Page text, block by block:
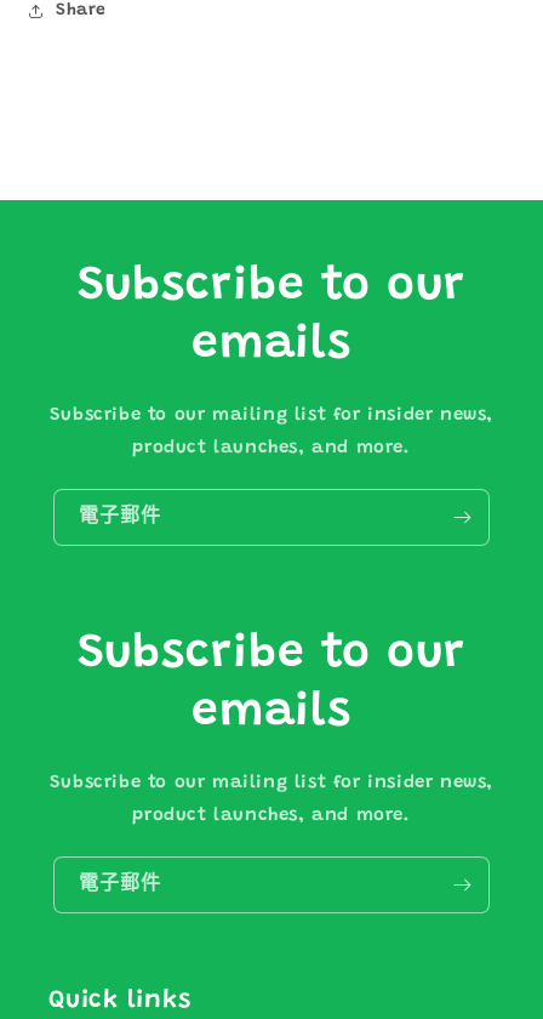
Share
Subscribe to our
emails
Subscribe to our mailing list for insider news,
product launches, and more.
電子郵件
Subscribe to our
emails
Subscribe to our mailing list for insider news,
product launches, and more.
電子郵件
Quick links